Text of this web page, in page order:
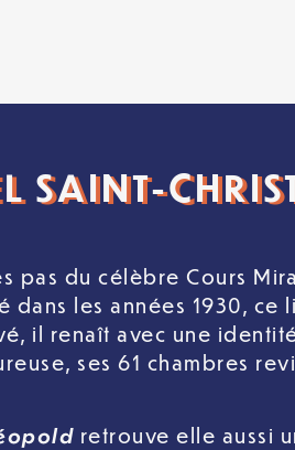
SAINT-
du célèbre Cours
les années 1930,
il renaît avec une
ses 61 chambres
retrouve elle aussi